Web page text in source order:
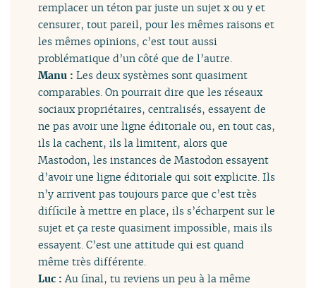
remplacer un téton par juste un sujet x ou y et
censurer, tout pareil, pour les mêmes raisons et
les mêmes opinions, c’est tout aussi
problématique d’un côté que de l’autre.
Manu :Les deux systèmes sont quasiment
comparables. On pourrait dire que les réseaux
sociaux propriétaires, centralisés, essayent de
ne pas avoir une ligne éditoriale ou, en tout cas,
ils la cachent, ils la limitent, alors que
Mastodon, les instances de Mastodon essayent
d’avoir une ligne éditoriale qui soit explicite. Ils
n’y arrivent pas toujours parce que c’est très
difficile à mettre en place, ils s’écharpent sur le
sujet et ça reste quasiment impossible, mais ils
essayent. C’est une attitude qui est quand
même très différente.
Luc :Au final, tu reviens un peu à la même